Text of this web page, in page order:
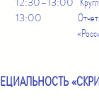
13:00 Отчетный